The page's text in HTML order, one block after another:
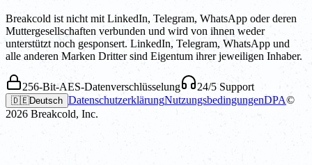
Breakcold ist nicht mit LinkedIn, Telegram, WhatsApp oder deren
Muttergesellschaften verbunden und wird von ihnen weder
unterstützt noch gesponsert. LinkedIn, Telegram, WhatsApp und
alle anderen Marken Dritter sind Eigentum ihrer jeweiligen Inhaber.
256-Bit-AES-Datenverschlüsselung 24/5 Support
🇩🇪Deutsch DatenschutzerklärungNutzungsbedingungenDPA©
2026 Breakcold, Inc.